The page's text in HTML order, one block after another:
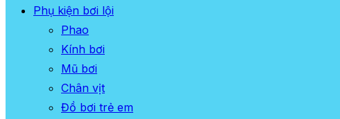
Phụ kiện bơi lội
Phao
Kính bơi
Mũ bơi
Chân vịt
Đồ bơi trẻ em